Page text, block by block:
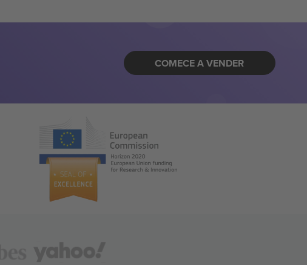
COMECE A VENDER